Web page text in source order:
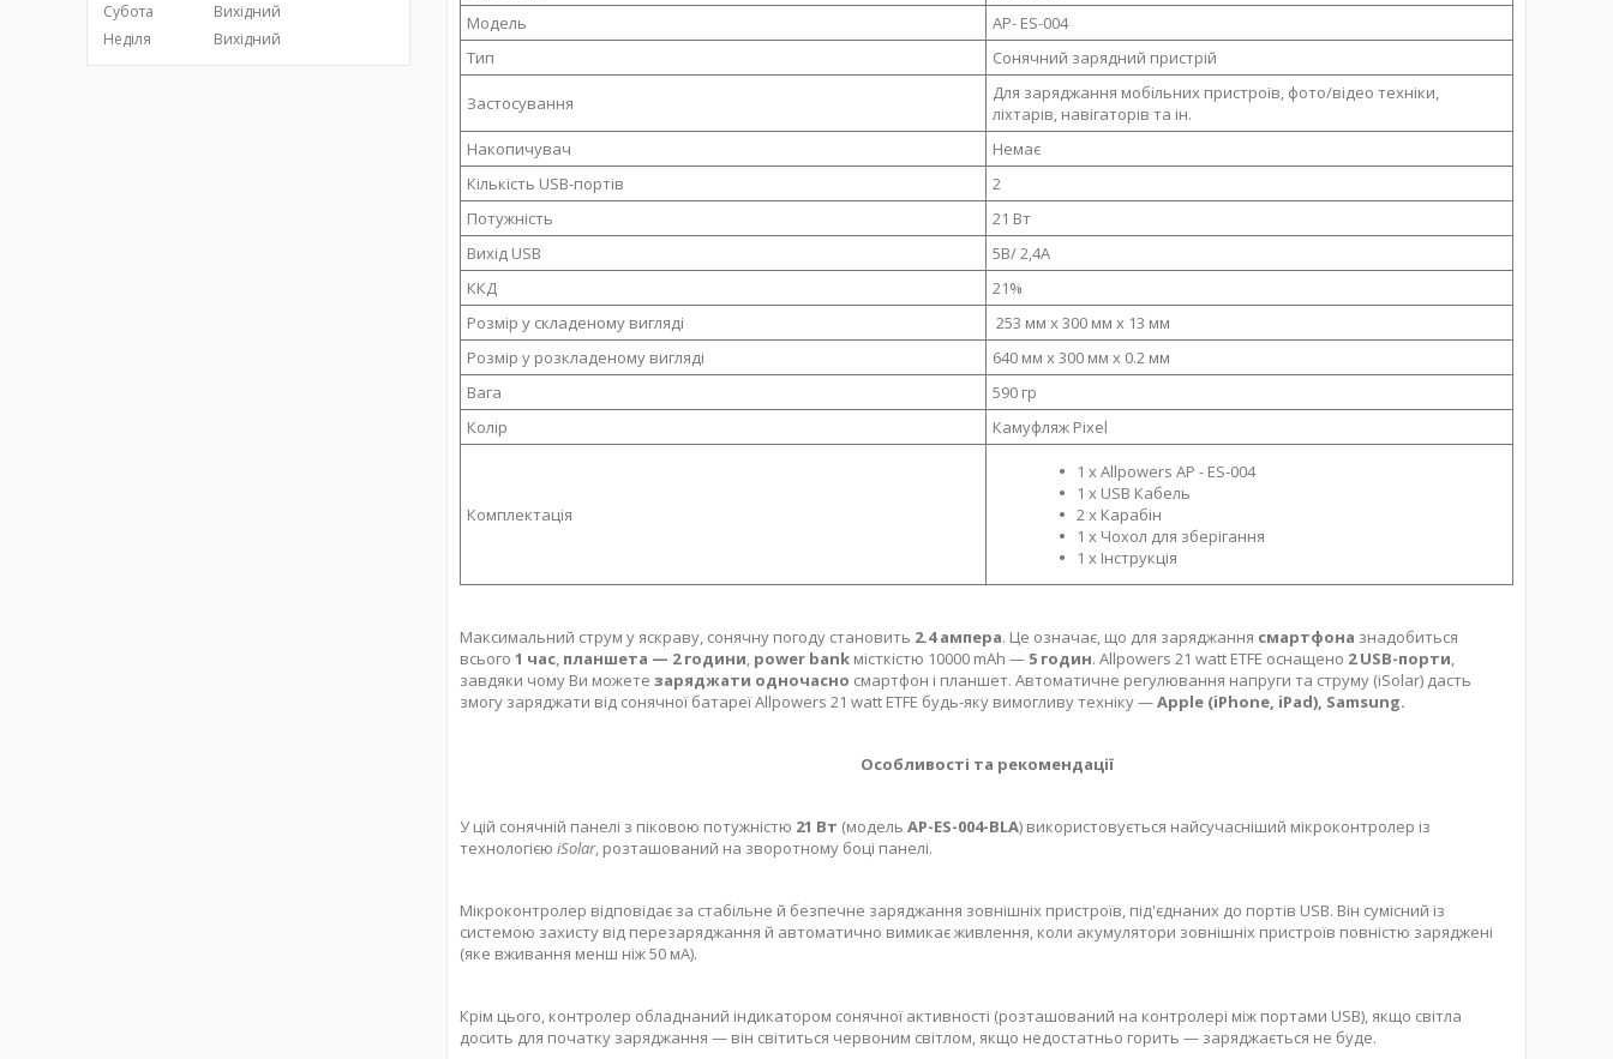
Модель
AP- ES-004
Тип
Сонячний зарядний пристрій
Застосування
Для заряджання мобільних пристроїв, фото/відео техніки,
ліхтарів, навігаторів та ін.
Накопичувач
Немає
Кількість USB-портів
2
Потужність
21 Вт
Вихід USB
5В/ 2,4А
ККД
21%
Розмір у складеному вигляді
253 мм х 300 мм х 13 мм
Розмір у розкладеному вигляді
640 мм х 300 мм х 0.2 мм
Вага
590 гр
Колір
Камуфляж Pixel
Комплектація
1 х Allpowers AP - ES-004
1 х USB Кабель
2 х Карабін
1 х Чохол для зберігання
1 х Інструкція
Максимальний струм у яскраву, сонячну погоду становить 2.4 ампера. Це означає, що для заряджання смартфона знадобиться
всього 1 час, планшета — 2 години, power bank місткістю 10000 mAh — 5 годин. Allpowers 21 watt ETFE оснащено 2 USB-порти,
завдяки чому Ви можете заряджати одночасно смартфон і планшет. Автоматичне регулювання напруги та струму (iSolar) дасть
змогу заряджати від сонячної батареї Allpowers 21 watt ETFE будь-яку вимогливу техніку —Apple (iPhone, iPad), Samsung.
Особливості та рекомендації
У цій сонячній панелі з піковою потужністю 21 Вт (модель AP-ES-004-BLA) використовується найсучасніший мікроконтролер із
технологією iSolar, розташований на зворотному боці панелі.
Мікроконтролер відповідає за стабільне й безпечне заряджання зовнішніх пристроїв, під'єднаних до портів USB. Він сумісний із
системою захисту від перезаряджання й автоматично вимикає живлення, коли акумулятори зовнішніх пристроїв повністю заряджені
(яке вживання менш ніж 50 мА).
Крім цього, контролер обладнаний індикатором сонячної активності (розташований на контролері між портами USB), якщо світла
досить для початку заряджання — він світиться червоним світлом, якщо недостатньо горить — заряджається не буде.
Субота
Вихідний
Неділя
Вихідний